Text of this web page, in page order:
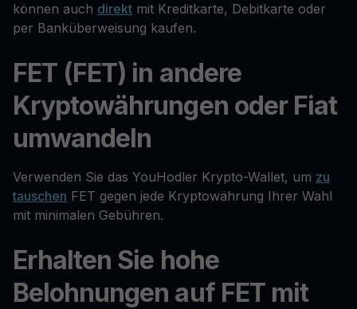
können auch direkt mit Kreditkarte, Debitkarte oder
per Banküberweisung kaufen.
FET (FET) in andere
Kryptowährungen oder Fiat
umwandeln
Verwenden Sie das YouHodler Krypto-Wallet, um zu
tauschen FET gegen jede Kryptowährung Ihrer Wahl
mit minimalen Gebühren.
Erhalten Sie hohe
Belohnungen auf FET mit